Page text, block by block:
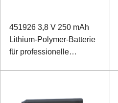
451926 3,8 V 250 mAh
Lithium-Polymer-Batterie
für professionelle